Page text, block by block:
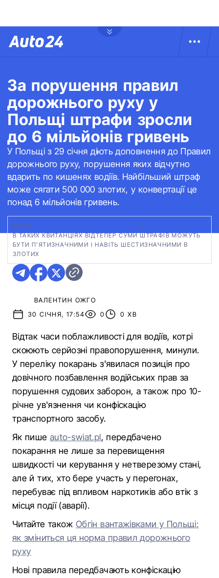
За порушення правил
дорожнього руху у
Польщі штрафи зросли
до 6 мільйонів гривень
У Польщі з 29 січня діють доповнення до Правил
дорожнього руху, порушення яких відчутно
вдарить по кишенях водіїв. Найбільший штраф
може сягати 500 000 злотих, у конвертації це
понад 6 мільйонів гривень.
ФОТО:
В ТАКИХ КВИТАНЦІЯХ ВІДТЕПЕР СУМИ ШТРАФІВ МОЖУТЬ
БУТИ П'ЯТИЗНАЧНИМИ І НАВІТЬ ШЕСТИЗНАЧНИМИ В
ЗЛОТИХ
ВАЛЕНТИН ОЖГО
30 СІЧНЯ, 17:54
0 0 ХВ
Відтак часи поблажливості для водіїв, котрі
скоюють серйозні правопорушення, минули.
У переліку покарань з'явилася позиція про
довічного позбавлення водійських прав за
порушення судових заборон, а також про 10-
річне ув'язнення чи конфіскацію
транспортного засобу.
Як пише auto-swiat.pl, передбачено
покарання не лише за перевищення
швидкості чи керування у нетверезому стані,
але й тих, хто бере участь у перегонах,
перебуває під впливом наркотиків або втік з
місця події (аварії).
Читайте такожОбгін вантажівками у Польщі:
як зміниться ця норма правил дорожнього
руху
Нові правила передбачають конфіскацію